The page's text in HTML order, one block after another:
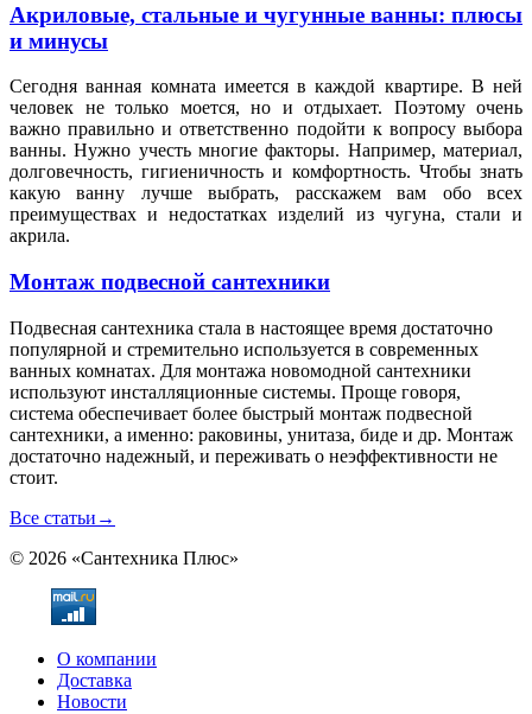
Акриловые, стальные и чугунные ванны: плюсы
и минусы
Сегодня ванная комната имеется в каждой квартире. В ней
человек не только моется, но и отдыхает. Поэтому очень
важно правильно и ответственно подойти к вопросу выбора
ванны. Нужно учесть многие факторы. Например, материал,
долговечность, гигиеничность и комфортность. Чтобы знать
какую ванну лучше выбрать, расскажем вам обо всех
преимуществах и недостатках изделий из чугуна, стали и
акрила.
Монтаж подвесной сантехники
Подвесная сантехника стала в настоящее время достаточно
популярной и стремительно используется в современных
ванных комнатах. Для монтажа новомодной сантехники
используют инсталляционные системы. Проще говоря,
система обеспечивает более быстрый монтаж подвесной
сантехники, а именно: раковины, унитаза, биде и др. Монтаж
достаточно надежный, и переживать о неэффективности не
стоит.
Все статьи →
© 2026 «Сантехника Плюс»
О компании
Доставка
Новости